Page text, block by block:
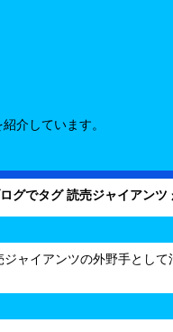
介しています。
グでタグ 読売ジャイアンツ
ャイアンツの外野手として